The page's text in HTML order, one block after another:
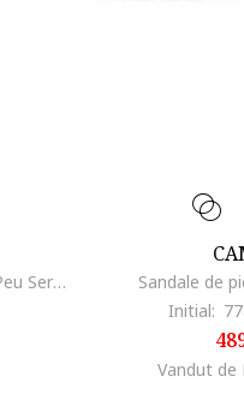
Pantofi sport din material textil Peu Serra, Visiniu/Portocaliu
Sandale de
Initial:
Vandut de